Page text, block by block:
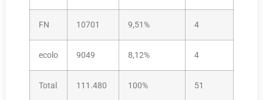
FN 10701 9,51% 4
ecolo 9049 8,12% 4
Total 111.480 100% 51